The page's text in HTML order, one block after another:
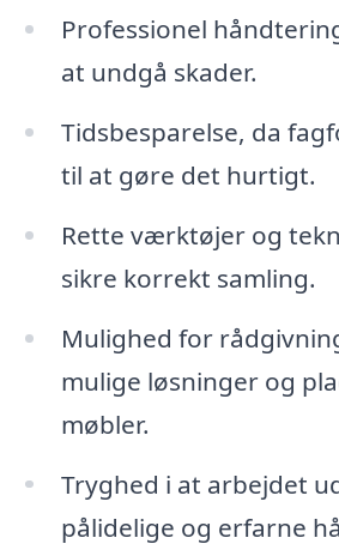
Professionel
at undgå skader.
Tidsbesparelse, da
til at gøre det hurtigt.
Rette værktøjer og
sikre korrekt samling.
Mulighed for
mulige løsninger og
møbler.
Tryghed i at arbejdet
pålidelige og erfarne